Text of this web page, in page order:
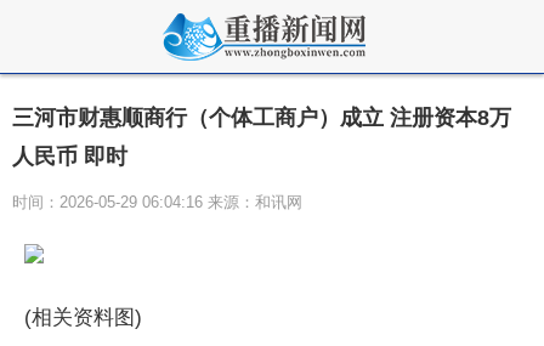
三河市财惠顺商行（个体工商户）成立 注册资本8万
人民币 即时
时间：2026-05-29 06:04:16 来源：和讯网
(相关资料图)